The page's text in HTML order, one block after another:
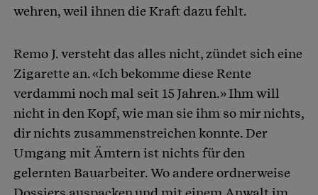
wehren, weil ihnen die Kraft dazu fehlt.
Remo J. versteht das alles nicht, zündet sich eine
Zigarette an. «Ich bekomme diese Rente
verdammi noch mal seit 15 Jahren.» Ihm will
nicht in den Kopf, wie man sie ihm so mir nichts,
dir nichts zusammenstreichen konnte. Der
Umgang mit Ämtern ist nichts für den
gelernten Bauarbeiter. Wo andere ordnerweise